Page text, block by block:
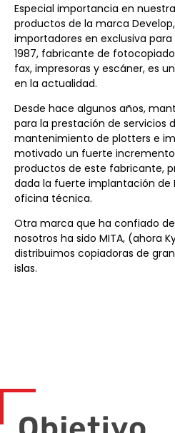
Especial importancia en
productos de la marca
importadores en exclusiva para
1987, fabricante de
fax, impresoras y escáner, es
en la actualidad.
Desde hace algunos años,
para la prestación de servicios
mantenimiento de plotters e
motivado un fuerte
productos de este fabricante,
dada la fuerte implantación de
oficina técnica.
Otra marca que ha confiado
nosotros ha sido MITA, (ahora
distribuimos copiadoras de
islas.